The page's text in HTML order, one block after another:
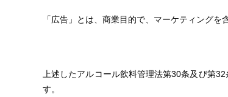
「広告」とは、商業目的で、マーケティング
上述したアルコール飲料管理法第30条及び第
す。